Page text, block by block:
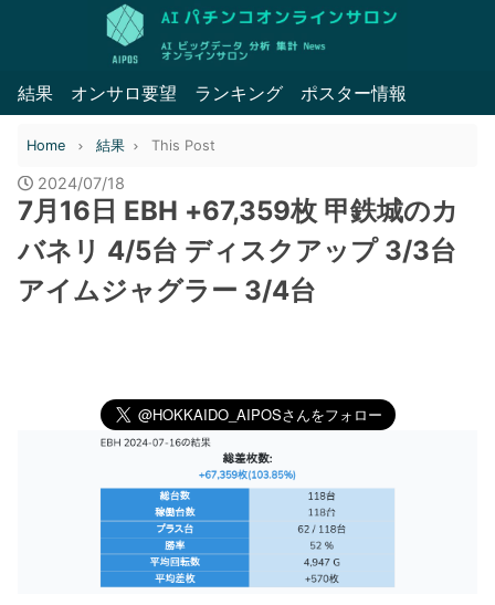
結果 オンサロ要望 ランキング ポスター情報
Home 結果 This Post
2024/07/18
7月16日 EBH +67,359枚 甲鉄城のカ
バネリ 4/5台 ディスクアップ 3/3台
アイムジャグラー 3/4台